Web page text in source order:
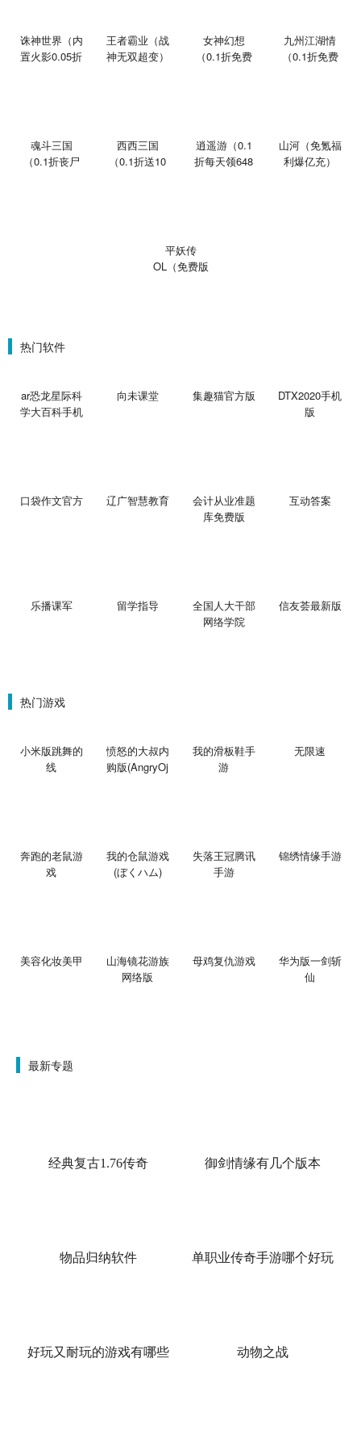
诛神世界（内
置火影0.05折
王者霸业（战
神无双超变）
女神幻想
（0.1折免费
九州江湖情
（0.1折免费
魂斗三国
（0.1折丧尸
西西三国
（0.1折送10
逍遥游（0.1
折每天领648
山河（免氪福
利爆亿充）
平妖传
OL（免费版
热门软件
ar恐龙星际科
学大百科手机
向未课堂 集趣猫官方版
DTX2020手机
版
口袋作文官方 辽广智慧教育
会计从业准题
库免费版
互动答案
乐播课军 留学指导
全国人大干部
网络学院
信友荟最新版
热门游戏
小米版跳舞的
线
愤怒的大叔内
购版(AngryOj
我的滑板鞋手
游
无限速
奔跑的老鼠游
戏
我的仓鼠游戏
(ぼくハム)
失落王冠腾讯
手游
锦绣情缘手游
美容化妆美甲
山海镜花游族
网络版
母鸡复仇游戏
华为版一剑斩
仙
最新专题
经典复古1.76传奇 御剑情缘有几个版本
物品归纳软件 单职业传奇手游哪个好玩
好玩又耐玩的游戏有哪些 动物之战